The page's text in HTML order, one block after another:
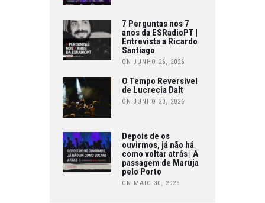
7 Perguntas nos 7
anos da ESRadioPT |
Entrevista a Ricardo
Santiago
ON JUNHO 26, 2026
O Tempo Reversível
de Lucrecia Dalt
ON JUNHO 20, 2026
Depois de os
ouvirmos, já não há
como voltar atrás | A
passagem de Maruja
pelo Porto
ON MAIO 30, 2026